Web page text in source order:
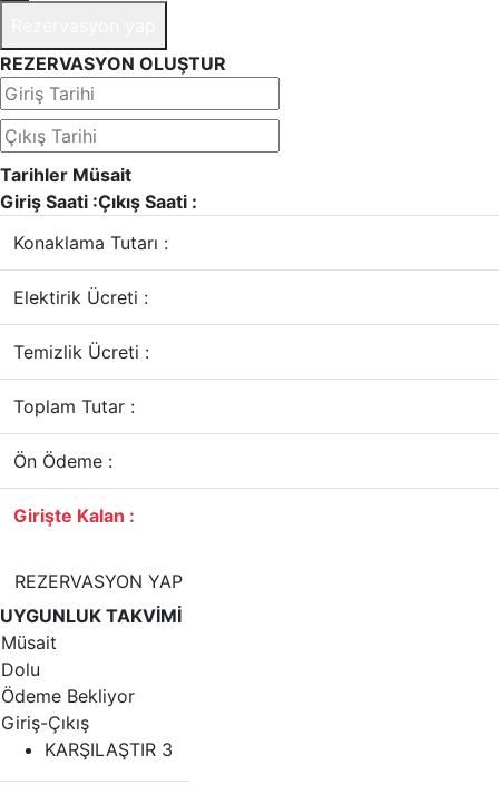
REZERVASYON OLUŞTUR
Tarihler Müsait
Giriş Saati :Çıkış Saati :
Konaklama Tutarı :
Elektirik Ücreti :
Temizlik Ücreti :
Toplam Tutar :
Ön Ödeme :
Girişte Kalan :
REZERVASYON YAP
UYGUNLUK TAKVİMİ
Müsait
Dolu
Ödeme Bekliyor
Giriş-Çıkış
KARŞILAŞTIR 3